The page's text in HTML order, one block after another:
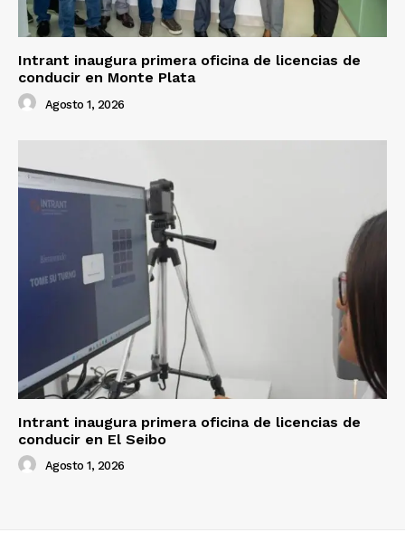
Intrant inaugura primera oficina de licencias de
conducir en Monte Plata
Agosto 1, 2026
Intrant inaugura primera oficina de licencias de
conducir en El Seibo
Agosto 1, 2026